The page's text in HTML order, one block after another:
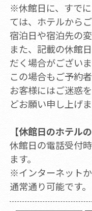
※休館日に、すで
ては、ホテルから
宿泊日や宿泊先の
また、記載の休館
だく場合がございま
この場合もご予約
お客様にはご迷惑
どお願い申し上げま
【休館日のホテル
休館日の電話受付
ます。
※インターネット
通常通り可能です。